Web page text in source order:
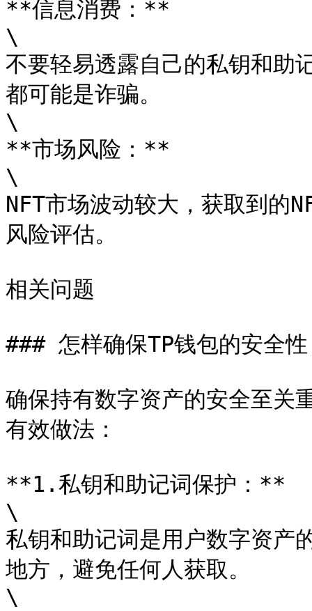
**信息消费：**
\
不要轻易透露自己的私钥和助
都可能是诈骗。
\
**市场风险：**
\
NFT市场波动较大，获取到的
风险评估。
相关问题
### 怎样确保TP钱包的安全
确保持有数字资产的安全至关
有效做法：
**1.私钥和助记词保护：**
\
私钥和助记词是用户数字资产
地方，避免任何人获取。
\